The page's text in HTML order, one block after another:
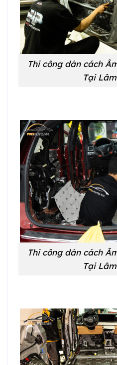
Thi công dán cách
Tại
Thi công dán cách
Tại